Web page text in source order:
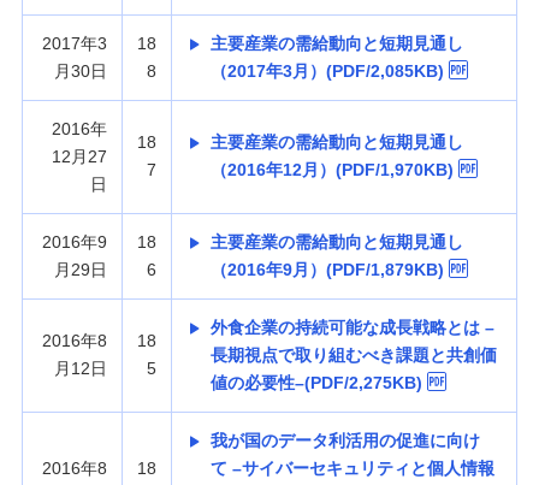
2017年3
月30日
18
8
主要産業の需給動向と短期見通し
（2017年3月）(PDF/2,085KB)
2016年
12月27
日
18
7
主要産業の需給動向と短期見通し
（2016年12月）(PDF/1,970KB)
2016年9
月29日
18
6
主要産業の需給動向と短期見通し
（2016年9月）(PDF/1,879KB)
2016年8
月12日
18
5
外食企業の持続可能な成長戦略とは –
長期視点で取り組むべき課題と共創価
値の必要性–(PDF/2,275KB)
2016年8
18
我が国のデータ利活用の促進に向け
て –サイバーセキュリティと個人情報